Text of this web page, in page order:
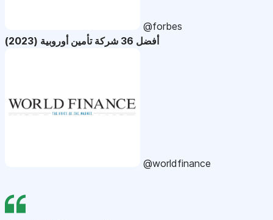
@forbes
أفضل 36 شركة تأمين أوروبية (2023)
@worldfinance